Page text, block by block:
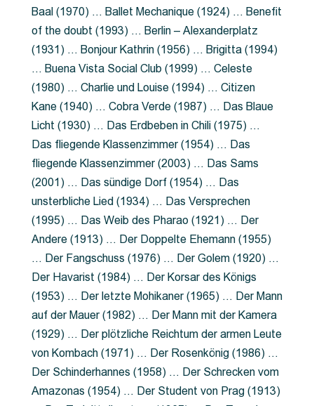
Baal (1970) … Ballet Mechanique (1924) … Benefit
of the doubt (1993) … Berlin – Alexanderplatz
(1931) … Bonjour Kathrin (1956) … Brigitta (1994)
… Buena Vista Social Club (1999) … Celeste
(1980) … Charlie und Louise (1994) … Citizen
Kane (1940) … Cobra Verde (1987) … Das Blaue
Licht (1930) … Das Erdbeben in Chili (1975) …
Das fliegende Klassenzimmer (1954) … Das
fliegende Klassenzimmer (2003) … Das Sams
(2001) … Das sündige Dorf (1954) … Das
unsterbliche Lied (1934) … Das Versprechen
(1995) … Das Weib des Pharao (1921) … Der
Andere (1913) … Der Doppelte Ehemann (1955)
… Der Fangschuss (1976) … Der Golem (1920) …
Der Havarist (1984) … Der Korsar des Königs
(1953) … Der letzte Mohikaner (1965) … Der Mann
auf der Mauer (1982) … Der Mann mit der Kamera
(1929) … Der plötzliche Reichtum der armen Leute
von Kombach (1971) … Der Rosenkönig (1986) …
Der Schinderhannes (1958) … Der Schrecken vom
Amazonas (1954) … Der Student von Prag (1913)